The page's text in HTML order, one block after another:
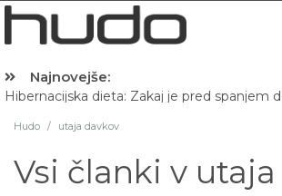
Najnovejše:
Hibernacijska dieta: Zakaj je pred spanjem
Hudo / utaja davkov
Vsi članki v utaja